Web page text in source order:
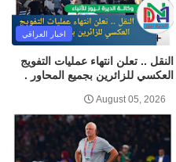
اخبار العراقي
النقل .. تعلن انتهاء عمليات التفويج
العكسي للزائرين بجميع المحاور .
August 05, 2026